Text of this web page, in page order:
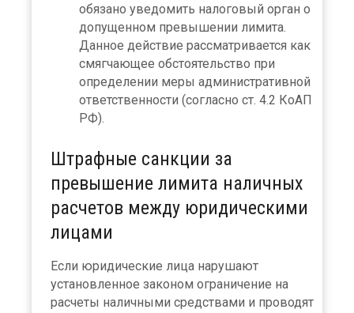
обязано уведомить налоговый орган о
допущенном превышении лимита.
Данное действие рассматривается как
смягчающее обстоятельство при
определении меры административной
ответственности (согласно ст. 4.2 КоАП
РФ).
Штрафные санкции за
превышение лимита наличных
расчетов между юридическими
лицами
Если юридические лица нарушают
установленное законом ограничение на
расчеты наличными средствами и проводят